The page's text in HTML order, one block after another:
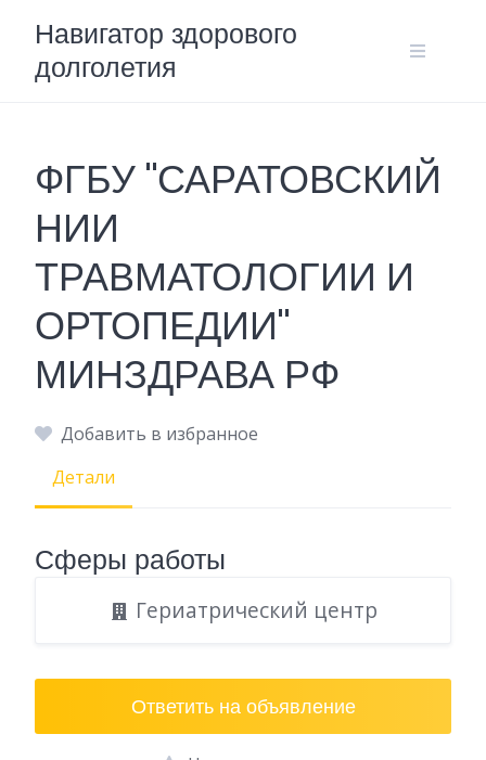
content
Навигатор здорового
долголетия
ФГБУ "САРАТОВСКИЙ
НИИ
ТРАВМАТОЛОГИИ И
ОРТОПЕДИИ"
МИНЗДРАВА РФ
Добавить в избранное
Детали
Сферы работы
Гериатрический центр
Ответить на объявление